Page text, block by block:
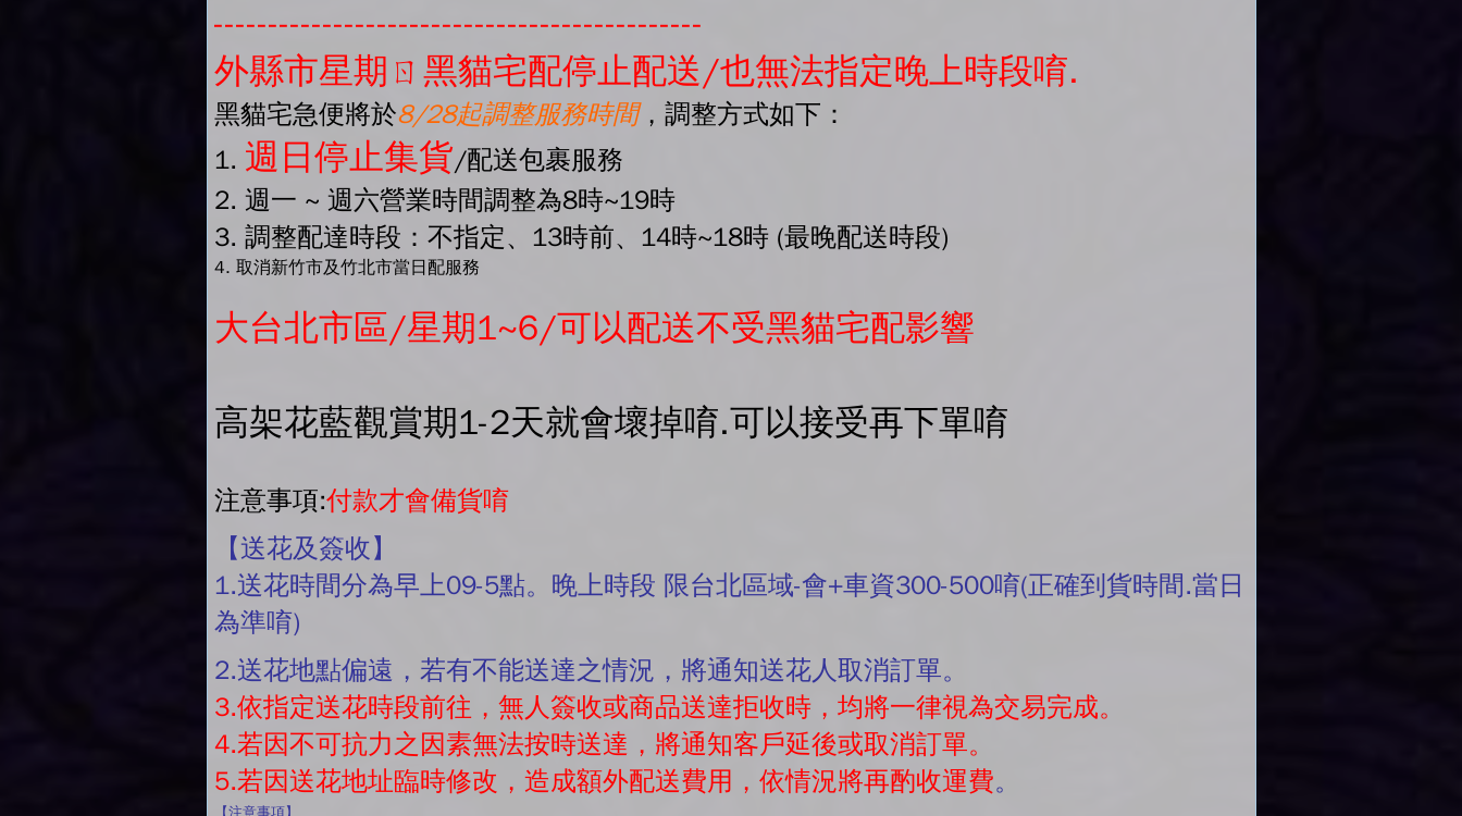
---------------------------------------------
外縣市星期ㄖ黑貓宅配停止配送/也無法指定晚上時段唷.
黑貓宅急便將於8/28起調整服務時間，調整方式如下：
1. 週日停止集貨/配送包裹服務
2. 週一 ~ 週六營業時間調整為8時~19時
3. 調整配達時段：不指定、13時前、14時~18時 (最晚配送時段)
4. 取消新竹市及竹北市當日配服務
大台北市區/星期1~6/可以配送不受黑貓宅配影響
高架花藍觀賞期1-2天就會壞掉唷.可以接受再下單唷
注意事項:付款才會備貨唷
【送花及簽收】
1.送花時間分為早上09-5點。晚上時段 限台北區域-會+車資300-500唷(正確到貨時間.當日
為準唷)
2.送花地點偏遠，若有不能送達之情況，將通知送花人取消訂單。
3.依指定送花時段前往，無人簽收或商品送達拒收時，均將一律視為交易完成。
4.若因不可抗力之因素無法按時送達，將通知客戶延後或取消訂單。
5.若因送花地址臨時修改，造成額外配送費用，依情況將再酌收運費。